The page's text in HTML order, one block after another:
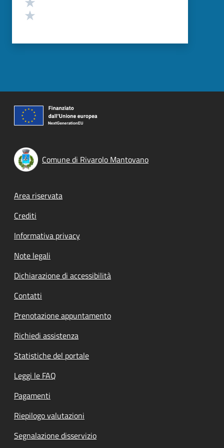
Comune di Rivarolo Mantovano
Footer menu
Area riservata
Crediti
Informativa privacy
Note legali
Dichiarazione di accessibilità
Contatti
Prenotazione appuntamento
Richiedi assistenza
Statistiche del portale
Leggi le FAQ
Pagamenti
Riepilogo valutazioni
Segnalazione disservizio